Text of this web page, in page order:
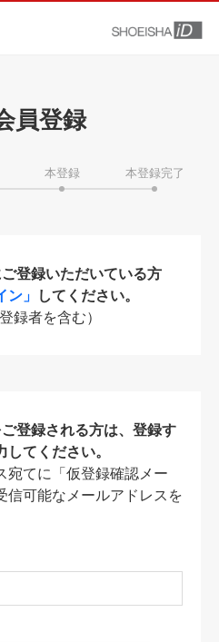
員登録
本登録 本登録完了
登録いただいている方
ン」 してください。
録者を含む）
登録される方は、登録す
てください。
宛てに「仮登録確認メー
信可能なメールアドレスを